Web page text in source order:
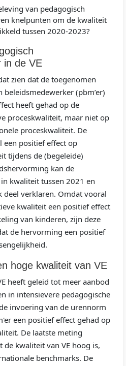
van pedagogisch
knelpunten om de kwaliteit
tussen 2020-2023?
in de VE
zien dat de toegenomen
beleidsmedewerker (pbm’er)
heeft gehad op de
proceskwaliteit, maar niet op
proceskwaliteit. De
een positief effect op
tijdens de (begeleide)
kan de
kwaliteit tussen 2021 en
verklaren. Omdat vooral
kwaliteit een positief effect
van kinderen, zijn deze
de hervorming een positief
hoge kwaliteit van VE
heeft geleid tot meer aanbod
in intensievere pedagogische
invoering van de urennorm
een positief effect gehad op
De laatste meting
kwaliteit van VE hoog is,
benchmarks. De